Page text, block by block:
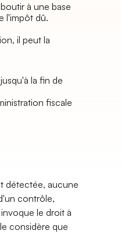
à une base
l'impôt dû.
il peut la
la fin de
fiscale
détectée, aucune
contrôle,
le droit à
considère que